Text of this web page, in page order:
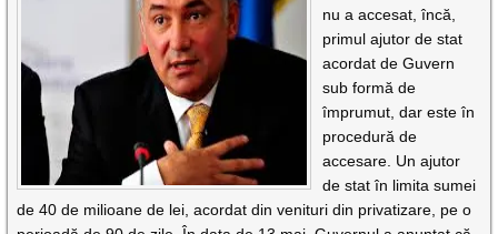
nu a accesat, încă,
primul ajutor de stat
acordat de Guvern
sub formă de
împrumut, dar este în
procedură de
accesare. Un ajutor
de stat în limita sumei
de 40 de milioane de lei, acordat din venituri din privatizare, pe o